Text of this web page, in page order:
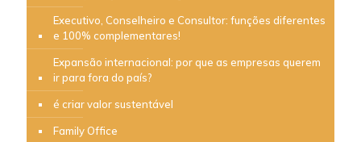
Executivo, Conselheiro e Consultor: funções diferentes
e 100% complementares!
Expansão internacional: por que as empresas querem
ir para fora do país?
é criar valor sustentável
Family Office